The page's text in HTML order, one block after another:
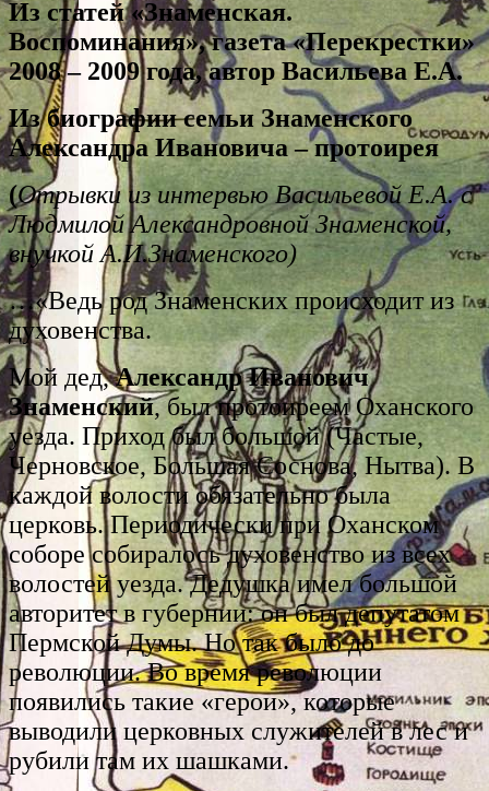
Из статей «Знаменская.
Воспоминания», газета «Перекрестки»
2008 – 2009 года, автор Васильева Е.А.
Из биографии семьи Знаменского
Александра Ивановича – протоирея
(Отрывки из интервью Васильевой Е.А. с
Людмилой Александровной Знаменской,
внучкой А.И.Знаменского)
…«Ведь род Знаменских происходит из
духовенства.
Мой дед,Александр Иванович
Знаменский, был протоиреем Оханского
уезда. Приход был большой (Частые,
Черновское, Большая Соснова, Нытва). В
каждой волости обязательно была
церковь. Периодически при Оханском
соборе собиралось духовенство из всех
волостей уезда. Дедушка имел большой
авторитет в губернии: он был депутатом
Пермской Думы. Но так было до
революции. Во время революции
появились такие «герои», которые
выводили церковных служителей в лес и
рубили там их шашками.